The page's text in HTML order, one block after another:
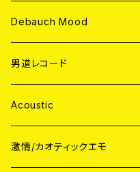
Debauch Mood
男道レコード
Acoustic
JAPAN
激情/カオティックエモ